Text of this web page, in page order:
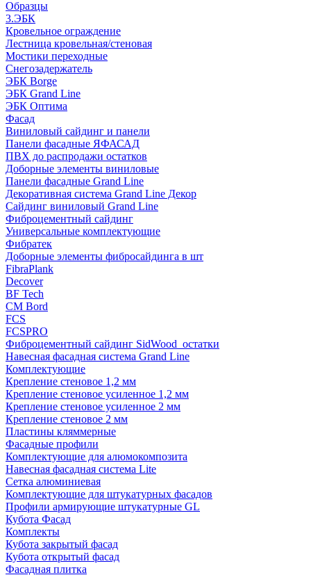
Образцы
3.ЭБК
Кровельное ограждение
Лестница кровельная/стеновая
Мостики переходные
Снегозадержатель
ЭБК Borge
ЭБК Grand Line
ЭБК Оптима
Фасад
Виниловый сайдинг и панели
Панели фасадные ЯФАСАД
ПВХ до распродажи остатков
Доборные элементы виниловые
Панели фасадные Grand Line
Декоративная система Grand Line Декор
Сайдинг виниловый Grand Line
Фиброцементный сайдинг
Универсальные комплектующие
Фибратек
Доборные элементы фибросайдинга в шт
FibraPlank
Decover
BF Tech
CM Bord
FCS
FCSPRO
Фиброцементный сайдинг SidWood_остатки
Навесная фасадная система Grand Line
Комплектующие
Крепление стеновое 1,2 мм
Крепление стеновое усиленное 1,2 мм
Крепление стеновое усиленное 2 мм
Крепление стеновое 2 мм
Пластины кляммерные
Фасадные профили
Комплектующие для алюмокомпозита
Навесная фасадная система Lite
Сетка алюминиевая
Комплектующие для штукатурных фасадов
Профили армирующие штукатурные GL
Кубота Фасад
Комплекты
Кубота закрытый фасад
Кубота открытый фасад
Фасадная плитка